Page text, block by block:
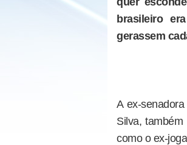
brasileiro
gerassem
A ex-
Silva,
como o ex-